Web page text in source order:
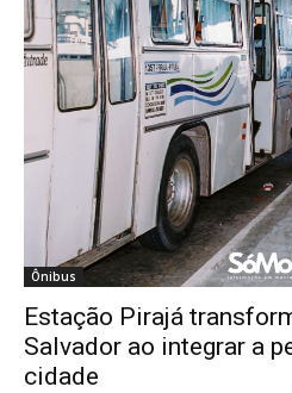
Ônibus
Estação Pirajá
Salvador ao integrar a
cidade